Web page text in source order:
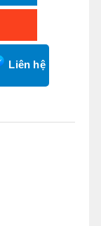
Liên hệ